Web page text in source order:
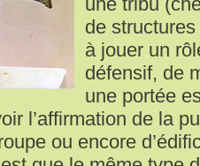
de
à jouer un
défensif, de
une portée
l’affirmation de la
ou encore